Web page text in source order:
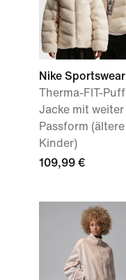
Nike Sportswear
Therma-FIT-
Jacke mit weiter
Passform (ältere
Kinder)
109,99 €